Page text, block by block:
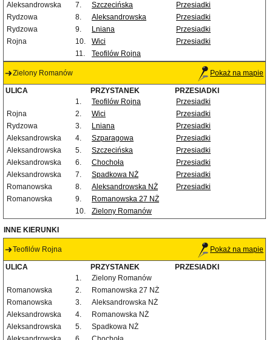
Aleksandrowska
7. Szczecińska
Przesiadki
Rydzowa
8. Aleksandrowska
Przesiadki
Rydzowa
9. Lniana
Przesiadki
Rojna
10. Wici
Przesiadki
11.
Teofilów Rojna
Zielony Romanów Pokaż na mapie
ULICA PRZYSTANEK
PRZESIADKI
1.
Teofilów Rojna
Przesiadki
Rojna
2. Wici
Przesiadki
Rydzowa
3. Lniana
Przesiadki
Aleksandrowska
4. Szparagowa
Przesiadki
Aleksandrowska
5. Szczecińska
Przesiadki
Aleksandrowska
6. Chochoła
Przesiadki
Aleksandrowska
7. Spadkowa NŻ
Przesiadki
Romanowska
8. Aleksandrowska NŻ
Przesiadki
Romanowska
9.
Romanowska 27 NŻ
10.
Zielony Romanów
INNE KIERUNKI
Teofilów Rojna Pokaż na mapie
ULICA PRZYSTANEK
PRZESIADKI
1.
Zielony Romanów
Romanowska
2.
Romanowska 27 NŻ
Romanowska
3.
Aleksandrowska NŻ
Aleksandrowska
4.
Romanowska NŻ
Aleksandrowska
5.
Spadkowa NŻ